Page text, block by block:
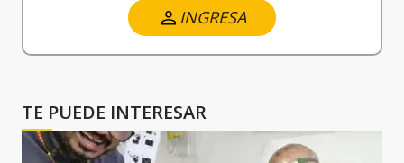
INGRESA
TE PUEDE INTERESAR